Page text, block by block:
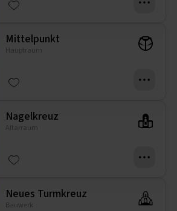
Mittelpunkt
Hauptraum
Nagelkreuz
Altarraum
Neues Turmkreuz
Bauwerk